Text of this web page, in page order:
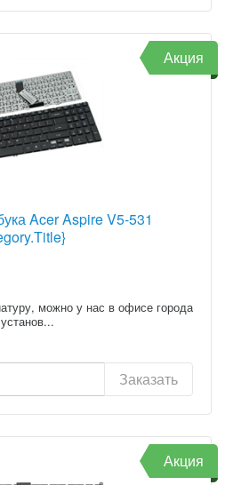
Acer Aspire V5-531
можно у нас в офисе города
Заказать
Акция
Акция